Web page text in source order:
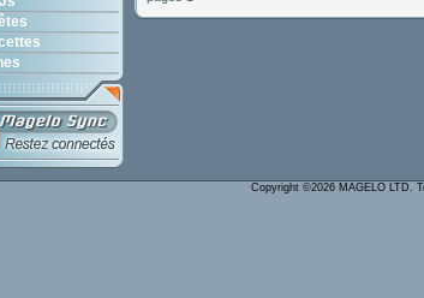
Copyright ©2026 MAGELO LTD.